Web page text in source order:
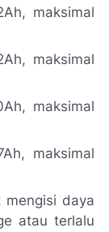
maksimal
maksimal
maksimal
maksimal
mengisi daya
atau terlalu